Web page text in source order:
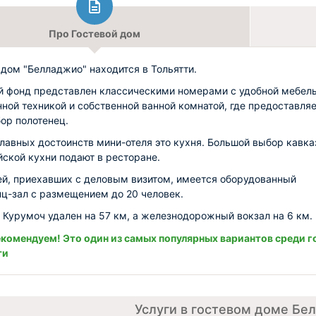
Про Гостевой дом
"Белладжио" находится в Тольятти.
фонд представлен классическими номерами с удобной
техникой и собственной ванной комнатой, где
полотенец.
достоинств мини-отеля это кухня. Большой выбор
кухни подают в ресторане.
приехавших с деловым визитом, имеется оборудованный
зал с размещением до 20 человек.
Курумоч удален на 57 км, а железнодорожный вокзал на 6 км.
Это один из самых популярных вариантов среди
Услуги в гостевом доме